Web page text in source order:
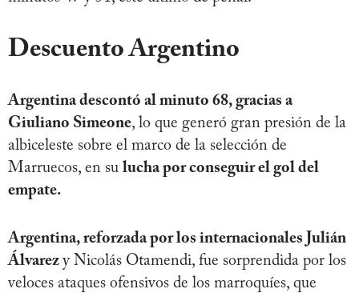
Descuento Argentino
Argentina descontó al minuto 68, gracias a
Giuliano Simeone, lo que generó gran presión de la
albiceleste sobre el marco de la selección de
Marruecos, en su lucha por conseguir el gol del
empate.
Argentina, reforzada por los internacionales Julián
Álvarez y Nicolás Otamendi, fue sorprendida por los
veloces ataques ofensivos de los marroquíes, que